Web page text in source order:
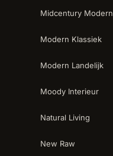
Midcentury Modern
Modern Klassiek
Modern Landelijk
Moody Interieur
Natural Living
New Raw